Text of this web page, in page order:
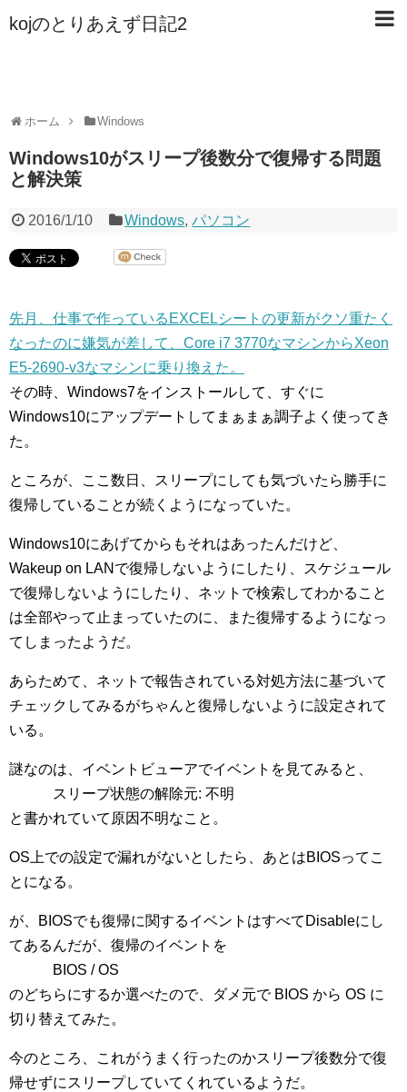
kojのとりあえず日記2
ホーム Windows
Windows10がスリープ後数分で復帰する問題
と解決策
2016/1/10 Windows,パソコン
先月、仕事で作っているEXCELシートの更新がクソ重たく
なったのに嫌気が差して、Core i7 3770なマシンからXeon
E5-2690-v3なマシンに乗り換えた。
その時、Windows7をインストールして、すぐに
Windows10にアップデートしてまぁまぁ調子よく使ってき
た。
ところが、ここ数日、スリープにしても気づいたら勝手に
復帰していることが続くようになっていた。
Windows10にあげてからもそれはあったんだけど、
Wakeup on LANで復帰しないようにしたり、スケジュール
で復帰しないようにしたり、ネットで検索してわかること
は全部やって止まっていたのに、また復帰するようになっ
てしまったようだ。
あらためて、ネットで報告されている対処方法に基づいて
チェックしてみるがちゃんと復帰しないように設定されて
いる。
謎なのは、イベントビューアでイベントを見てみると、
スリープ状態の解除元: 不明
と書かれていて原因不明なこと。
OS上での設定で漏れがないとしたら、あとはBIOSってこ
とになる。
が、BIOSでも復帰に関するイベントはすべてDisableにし
てあるんだが、復帰のイベントを
BIOS / OS
のどちらにするか選べたので、ダメ元で BIOS から OS に
切り替えてみた。
今のところ、これがうまく行ったのかスリープ後数分で復
帰せずにスリープしていてくれているようだ。